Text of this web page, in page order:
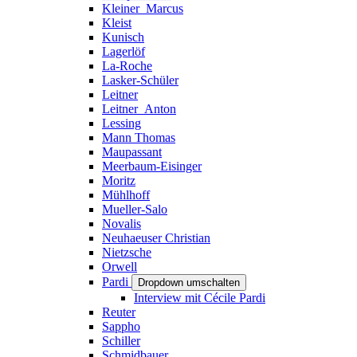
Kleiner_Marcus
Kleist
Kunisch
Lagerlöf
La-Roche
Lasker-Schüler
Leitner
Leitner_Anton
Lessing
Mann Thomas
Maupassant
Meerbaum-Eisinger
Moritz
Mühlhoff
Mueller-Salo
Novalis
Neuhaeuser Christian
Nietzsche
Orwell
Pardi
Dropdown umschalten
Interview mit Cécile Pardi
Reuter
Sappho
Schiller